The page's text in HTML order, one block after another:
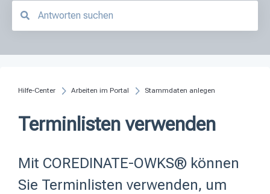
Hilfe-Center Arbeiten im Portal Stammdaten anlegen
Terminlisten verwenden
Mit COREDINATE-OWKS® können
Sie Terminlisten verwenden, um